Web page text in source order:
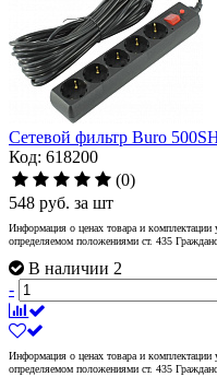
Сетевой фильтр Buro
Код: 618200
(0)
548 руб. за шт
Информация о ценах товара и комплектации
определяемом положениями ст. 435
В наличии 2
-
Информация о ценах товара и комплектации
определяемом положениями ст. 435